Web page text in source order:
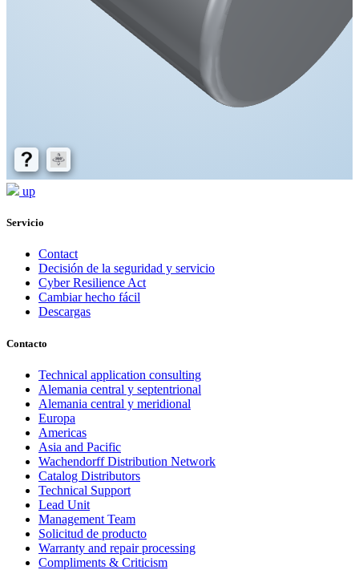
up
Servicio
Contact
Decisión de la seguridad y servicio
Cyber Resilience Act
Cambiar hecho fácil
Descargas
Contacto
Technical application consulting
Alemania central y septentrional
Alemania central y meridional
Europa
Americas
Asia and Pacific
Wachendorff Distribution Network
Catalog Distributors
Technical Support
Lead Unit
Management Team
Solicitud de producto
Warranty and repair processing
Compliments & Criticism